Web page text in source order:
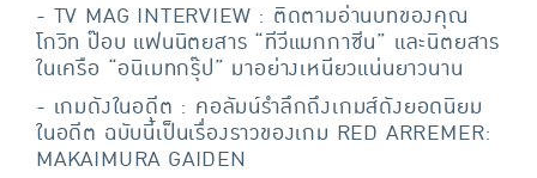
- TV MAG INTERVIEW : ติดตามอ่านบทของคุณ
โกวิท ป๊อบ แฟนนิตยสาร “ทีวีแมกกาซีน” และนิตยสาร
ในเครือ “อนิเมทกรุ๊ป” มาอย่างเหนียวแน่นยาวนาน
- เกมดังในอดีต : คอลัมน์รำลึกถึงเกมส์ดังยอดนิยม
ในอดีต ฉบับนี้เป็นเรื่องราวของเกม RED ARREMER:
MAKAIMURA GAIDEN